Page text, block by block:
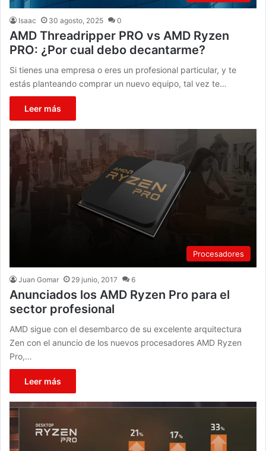
Isaac 30 agosto, 2025 0
AMD Threadripper PRO vs AMD Ryzen
PRO: ¿Por cual debo decantarme?
Si tienes una empresa o eres un profesional particular, y te
estás planteando comprar un nuevo equipo, tal vez te…
Leer más
Procesadores
Juan Gomar 29 junio, 2017 6
Anunciados los AMD Ryzen Pro para el
sector profesional
AMD sigue con el desembarco de su excelente arquitectura
Zen con el anuncio de los nuevos procesadores AMD Ryzen
Pro,…
Leer más